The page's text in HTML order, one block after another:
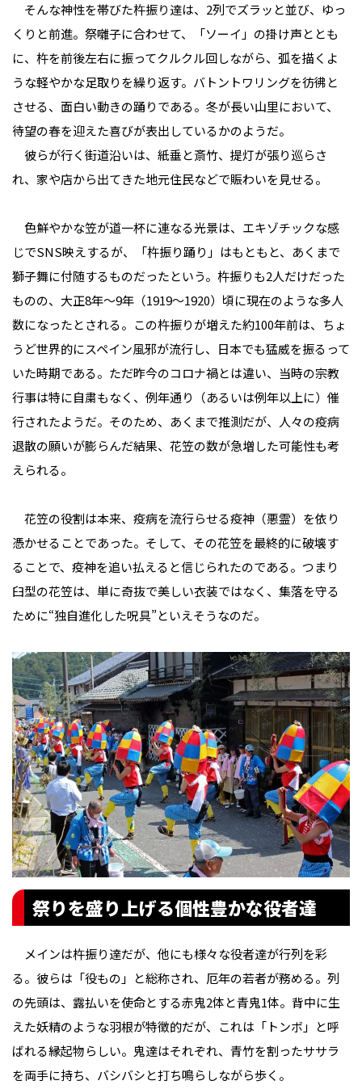
そんな神性を帯びた杵振り達は、2列でズラッと並び、ゆっ
くりと前進。祭囃子に合わせて、「ソーイ」の掛け声ととも
に、杵を前後左右に振ってクルクル回しながら、弧を描くよ
うな軽やかな足取りを繰り返す。バトントワリングを彷彿と
させる、面白い動きの踊りである。冬が長い山里において、
待望の春を迎えた喜びが表出しているかのようだ。
彼らが行く街道沿いは、紙垂と斎竹、提灯が張り巡らさ
れ、家や店から出てきた地元住民などで賑わいを見せる。
色鮮やかな笠が道一杯に連なる光景は、エキゾチックな感
じでSNS映えするが、「杵振り踊り」はもともと、あくまで
獅子舞に付随するものだったという。杵振りも2人だけだった
ものの、大正8年～9年（1919～1920）頃に現在のような多人
数になったとされる。この杵振りが増えた約100年前は、ちょ
うど世界的にスペイン風邪が流行し、日本でも猛威を振るって
いた時期である。ただ昨今のコロナ禍とは違い、当時の宗教
行事は特に自粛もなく、例年通り（あるいは例年以上に）催
行されたようだ。そのため、あくまで推測だが、人々の疫病
退散の願いが膨らんだ結果、花笠の数が急増した可能性も考
えられる。
花笠の役割は本来、疫病を流行らせる疫神（悪霊）を依り
憑かせることであった。そして、その花笠を最終的に破壊す
ることで、疫神を追い払えると信じられたのである。つまり
臼型の花笠は、単に奇抜で美しい衣装ではなく、集落を守る
ために“独自進化した呪具”といえそうなのだ。
祭りを盛り上げる個性豊かな役者達
メインは杵振り達だが、他にも様々な役者達が行列を彩
る。彼らは「役もの」と総称され、厄年の若者が務める。列
の先頭は、露払いを使命とする赤鬼2体と青鬼1体。背中に生
えた妖精のような羽根が特徴的だが、これは「トンボ」と呼
ばれる縁起物らしい。鬼達はそれぞれ、青竹を割ったササラ
を両手に持ち、バシバシと打ち鳴らしながら歩く。